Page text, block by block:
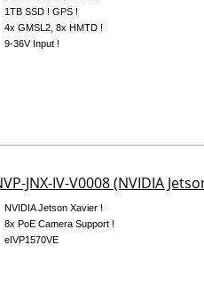
1TB SSD ! GPS !
4x GMSL2, 8x HMTD !
9-36V Input !
JNX-IV-V0008 (NVIDIA
NVIDIA Jetson Xavier !
8x PoE Camera Support !
eIVP1570VE